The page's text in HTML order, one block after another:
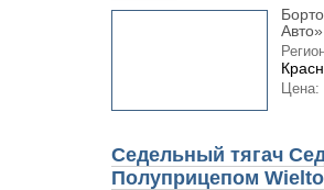
Цена:
Седельный тягач
Полуприцепом